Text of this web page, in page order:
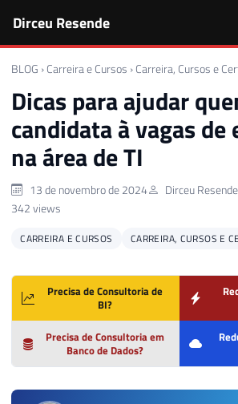
Dirceu Resende
BLOG › Carreira e Cursos › Carreira, Cursos e
Dicas para ajudar
candidata à vagas de
na área de TI
13 de novembro de 2024 Dirceu Resende
342 views
CARREIRA E CURSOS CARREIRA, CURSOS E
Precisa de Consultoria de
BI?
Precisa de Consultoria em
Banco de Dados?